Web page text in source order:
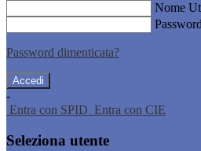
Nome
Password dimenticata?
-
Entra con SPID Entra con CIE
Seleziona utente